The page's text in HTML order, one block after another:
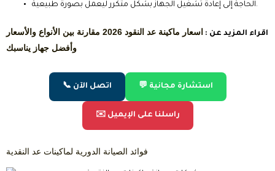
الحاجة إلى إعادة تشغيل الجهاز بشكل متكرر ليعمل بصورة طبيعية.
اقراء المزيد عن :
اسعار ماكينة عد النقود 2026 مقارنة بين الأنواع والأسعار
وأفضل جهاز يناسبك
📞 اتصل الآن 💬 استشارة مجانية
✉️ راسلنا على الإيميل
فوائد الصيانة الدورية لماكينات عد النقدية